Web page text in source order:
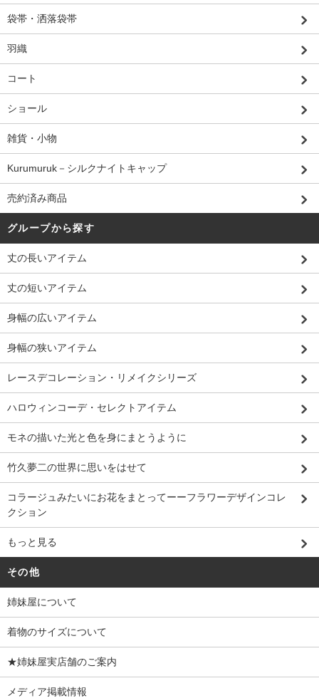
袋帯・洒落袋帯
羽織
コート
ショール
雑貨・小物
Kurumuruk－シルクナイトキャップ
売約済み商品
グループから探す
丈の長いアイテム
丈の短いアイテム
身幅の広いアイテム
身幅の狭いアイテム
レースデコレーション・リメイクシリーズ
ハロウィンコーデ・セレクトアイテム
モネの描いた光と色を身にまとうように
竹久夢二の世界に思いをはせて
コラージュみたいにお花をまとってーーフラワーデザインコレ
クション
もっと見る
その他
姉妹屋について
着物のサイズについて
★姉妹屋実店舗のご案内
メディア掲載情報